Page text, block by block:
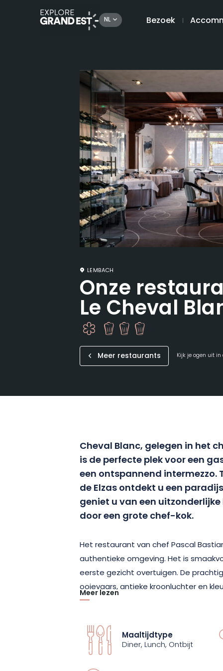
NL Bezoek
LEMBACH
Onze
Le Cheval
Meer restaurants Kijk je ogen uit
Cheval Blanc, gelegen in het
is de perfecte plek voor een
een ontspannend intermezzo.
de Elzas ontdekt u een
geniet u van een
door een grote chef-kok.
Het restaurant van chef Pascal
authentieke omgeving. Het is
eerste gezicht overtuigen. De
ooievaars, antieke kroonluchter en
een eigentijdse sfeer met een vleugje
plek om een moment van
heerlijke maaltijd. Le Cheval Blanc
voor twee, om cadeau te geven of
Meer lezen
Maaltijdtype
Diner, Lunch, Ontbijt